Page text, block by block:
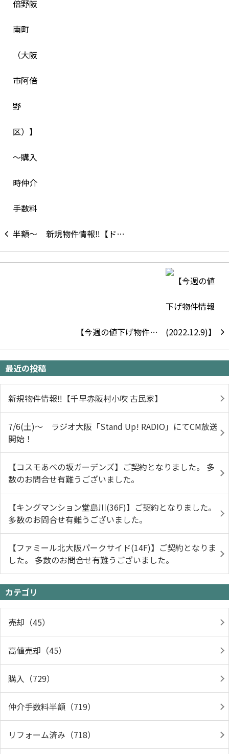
新規物件情報‼【ド…
【今週の値下げ物件…
最近の投稿
新規物件情報‼【千早赤阪村小吹 古民家】
7/6(土)～ ラジオ大阪「Stand Up! RADIO」にてCM放送
開始！
【コスモあべの坂ガーデンズ】ご契約となりました。 多
数のお問合せ有難うございました。
【キングマンション堂島川(36F)】ご契約となりました。
多数のお問合せ有難うございました。
【ファミール北大阪パークサイド(14F)】ご契約となりま
した。 多数のお問合せ有難うございました。
カテゴリ
売却（45）
高値売却（45）
購入（729）
仲介手数料半額（719）
リフォーム済み（718）